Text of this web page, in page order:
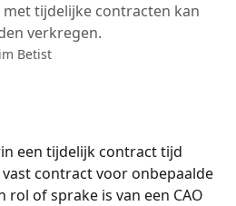
met tijdelijke contracten kan
verkregen.
Betist
een tijdelijk contract tijd
contract voor onbepaalde
rol of sprake is van een CAO